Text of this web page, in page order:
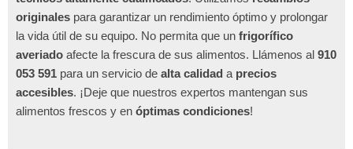
originales para garantizar un rendimiento óptimo y prolongar
la vida útil de su equipo. No permita que un frigorífico
averiado afecte la frescura de sus alimentos. Llámenos al 910
053 591 para un servicio de alta calidad a precios
accesibles. ¡Deje que nuestros expertos mantengan sus
alimentos frescos y en óptimas condiciones!